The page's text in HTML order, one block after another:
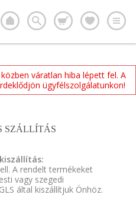
váratlan hiba lépett fel. A
ügyfélszolgálatunkon!
SZÁLLÍTÁS
A rendelt termékeket
vagy szegedi
által kiszállítjuk Önhöz.